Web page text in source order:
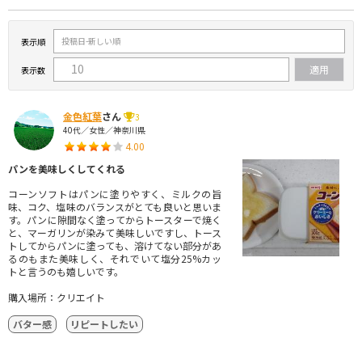
表示順
表示数
金色紅葉さん
3
40代／女性／神奈川県
4.00
パンを美味しくしてくれる
コーンソフトはパンに塗りやすく、ミルクの旨
味、コク、塩味のバランスがとても良いと思いま
す。パンに隙間なく塗ってからトースターで焼く
と、マーガリンが染みて美味しいですし、トース
トしてからパンに塗っても、溶けてない部分があ
るのもまた美味しく、それでいて塩分25%カッ
トと言うのも嬉しいです。
購入場所：クリエイト
バター感
リピートしたい